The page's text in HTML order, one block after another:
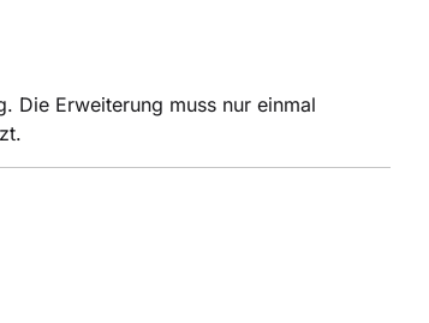
Die Erweiterung muss nur einmal